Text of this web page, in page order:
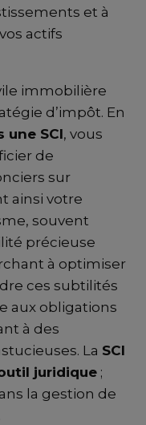
et à
actifs
immobilière
d’impôt. En
une SCI, vous
de
sur
ainsi votre
souvent
précieuse
à optimiser
ces subtilités
aux obligations
à des
La SCI
juridique ;
la gestion de